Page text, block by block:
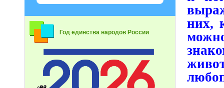
Год единства народов России
них,